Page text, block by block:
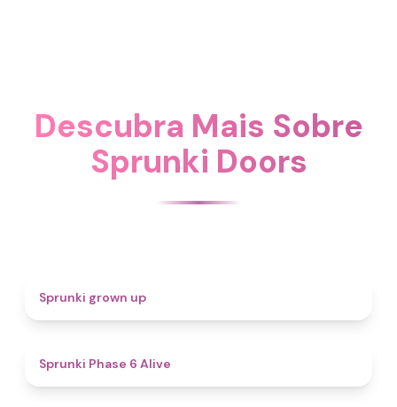
Descubra Mais Sobre
Sprunki Doors
Sprunki grown up
Sprunki Phase 6 Alive